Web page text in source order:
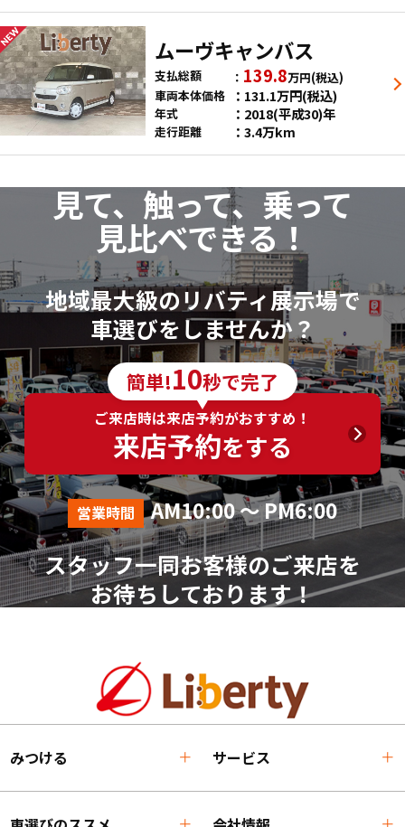
ムーヴキャンバス
支払総額 139.8万円(税込)
車両本体価格
131.1万円(税込)
年式 2018(平成30)年
走行距離 3.4万km
見て、触って、乗って
見比べできる！
地域最大級のリバティ展示場で
車選びをしませんか？
簡単!10秒で完了
ご来店時は来店予約がおすすめ！
来店予約をする
営業時間 AM10:00 ～ PM6:00
スタッフ一同お客様のご来店を
お待ちしております！
みつける サービス